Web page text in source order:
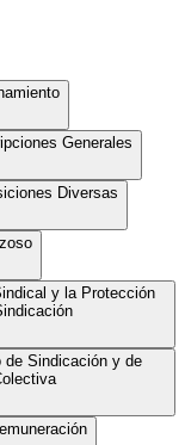
Generales
Diversas
y la Protección
de Sindicación y de